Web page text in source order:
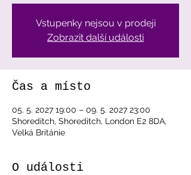
Vstupenky nejsou v prodeji
Zobrazit další události
Čas a místo
05. 5. 2027 19:00 – 09. 5. 2027 23:00
Shoreditch, Shoreditch, London E2 8DA,
Velká Británie
O události